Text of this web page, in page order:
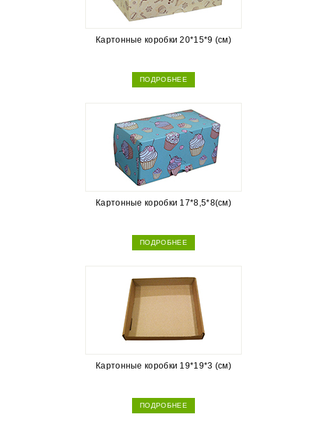
Картонные коробки 20*15*9 (см)
ПОДРОБНЕЕ
Картонные коробки 17*8,5*8(см)
ПОДРОБНЕЕ
Картонные коробки 19*19*3 (см)
ПОДРОБНЕЕ